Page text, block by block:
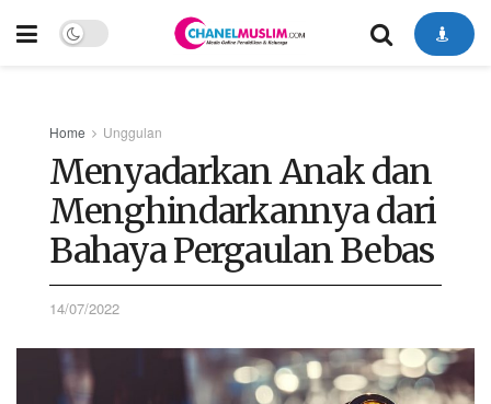
Home Unggulan
Menyadarkan Anak dan
Menghindarkannya dari
Bahaya Pergaulan Bebas
14/07/2022